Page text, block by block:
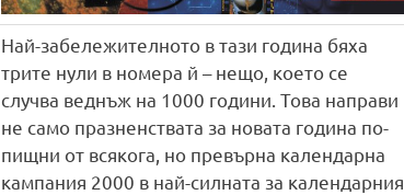
Най-забележителното в тази година бяха
трите нули в номера й – нещо, което се
случва веднъж на 1000 години. Това направи
не само празненствата за новата година по-
пищни от всякога, но превърна календарна
кампания 2000 в най-силната за календарния